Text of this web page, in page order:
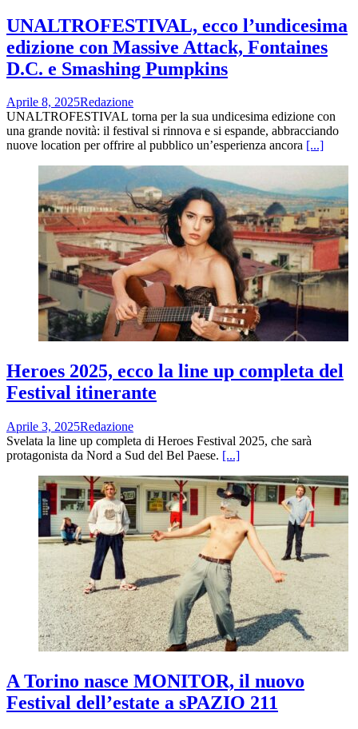
UNALTROFESTIVAL, ecco l’undicesima
edizione con Massive Attack, Fontaines
D.C. e Smashing Pumpkins
Aprile 8, 2025Redazione
UNALTROFESTIVAL torna per la sua undicesima edizione con
una grande novità: il festival si rinnova e si espande, abbracciando
nuove location per offrire al pubblico un’esperienza ancora [...]
Heroes 2025, ecco la line up completa del
Festival itinerante
Aprile 3, 2025Redazione
Svelata la line up completa di Heroes Festival 2025, che sarà
protagonista da Nord a Sud del Bel Paese. [...]
A Torino nasce MONITOR, il nuovo
Festival dell’estate a sPAZIO 211